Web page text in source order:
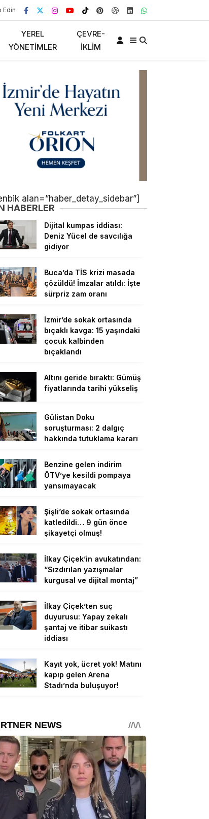
Edin
YEREL
YÖNETIMLER
ÇEVRE-
İKLIM
alan=”haber_detay_sidebar”]
HABERLER
Dijital kumpas iddiası:
Deniz Yücel de savcılığa
gidiyor
Buca’da TİS krizi masada
çözüldü! İmzalar atıldı: İşte
sürpriz zam oranı
İzmir’de sokak ortasında
bıçaklı kavga: 15 yaşındaki
çocuk kalbinden
bıçaklandı
Altını geride bıraktı: Gümüş
fiyatlarında tarihi yükseliş
Gülistan Doku
soruşturması: 2 dalgıç
hakkında tutuklama kararı
Benzine gelen indirim
ÖTV’ye kesildi pompaya
yansımayacak
Şişli’de sokak ortasında
katledildi… 9 gün önce
şikayetçi olmuş!
İlkay Çiçek’in avukatından:
“Sızdırılan yazışmalar
kurgusal ve dijital montaj”
İlkay Çiçek’ten suç
duyurusu: Yapay zekalı
şantaj ve itibar suikastı
iddiası
Kayıt yok, ücret yok! Matını
kapıp gelen Arena
Stadı’nda buluşuyor!